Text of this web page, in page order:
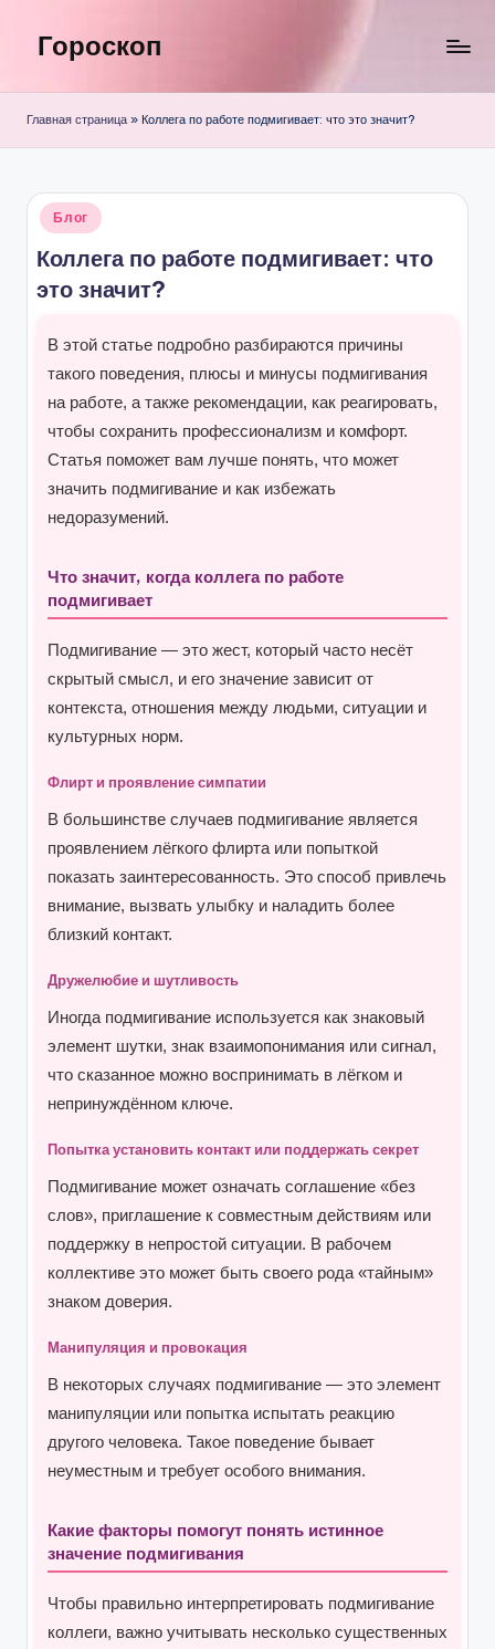
Перейти
содержимому
Гороскоп
Главная страница » Коллега по работе подмигивает: что это значит?
Опубликовано
Блог
Коллега по работе подмигивает: что
это значит?
В этой статье подробно разбираются причины
такого поведения, плюсы и минусы подмигивания
на работе, а также рекомендации, как реагировать,
чтобы сохранить профессионализм и комфорт.
Статья поможет вам лучше понять, что может
значить подмигивание и как избежать
недоразумений.
Что значит, когда коллега по работе
подмигивает
Подмигивание — это жест, который часто несёт
скрытый смысл, и его значение зависит от
контекста, отношения между людьми, ситуации и
культурных норм.
Флирт и проявление симпатии
В большинстве случаев подмигивание является
проявлением лёгкого флирта или попыткой
показать заинтересованность. Это способ привлечь
внимание, вызвать улыбку и наладить более
близкий контакт.
Дружелюбие и шутливость
Иногда подмигивание используется как знаковый
элемент шутки, знак взаимопонимания или сигнал,
что сказанное можно воспринимать в лёгком и
непринуждённом ключе.
Попытка установить контакт или поддержать секрет
Подмигивание может означать соглашение «без
слов», приглашение к совместным действиям или
поддержку в непростой ситуации. В рабочем
коллективе это может быть своего рода «тайным»
знаком доверия.
Манипуляция и провокация
В некоторых случаях подмигивание — это элемент
манипуляции или попытка испытать реакцию
другого человека. Такое поведение бывает
неуместным и требует особого внимания.
Какие факторы помогут понять истинное
значение подмигивания
Чтобы правильно интерпретировать подмигивание
коллеги, важно учитывать несколько существенных